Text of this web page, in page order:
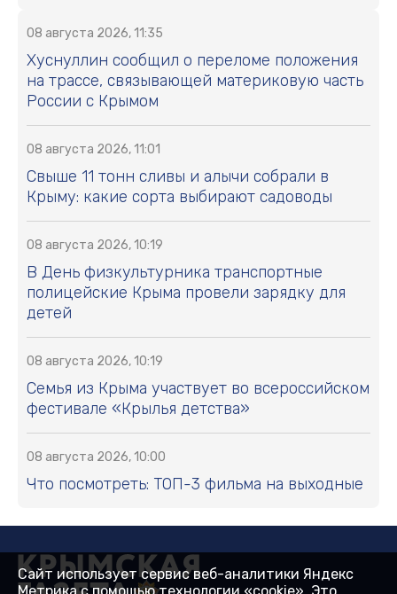
08 августа 2026, 11:35
Хуснуллин сообщил о переломе положения
на трассе, связывающей материковую часть
России с Крымом
08 августа 2026, 11:01
Свыше 11 тонн сливы и алычи собрали в
Крыму: какие сорта выбирают садоводы
08 августа 2026, 10:19
В День физкультурника транспортные
полицейские Крыма провели зарядку для
детей
08 августа 2026, 10:19
Семья из Крыма участвует во всероссийском
фестивале «Крылья детства»
08 августа 2026, 10:00
Что посмотреть: ТОП-3 фильма на выходные
Сайт использует сервис веб-аналитики Яндекс